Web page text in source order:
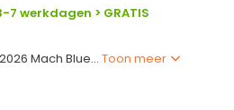
werkdagen > GRATIS
Mach Blue...Toon meer